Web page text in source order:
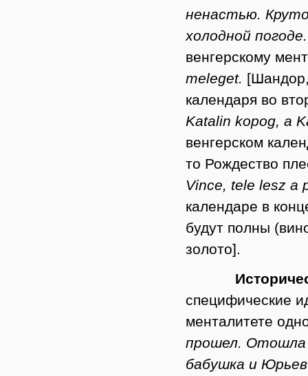
ненастью.
холодной
венгерскому
meleget.
календаря во
Katalin kopog, a
венгерском
то Рождество
Vince, tele lesz a
календаре в
будут полны
золото].
специфические
менталитете
прошел. Отошла
бабушка и